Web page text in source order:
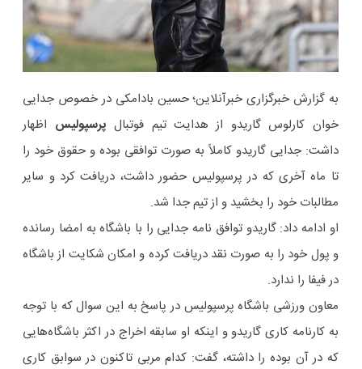
به گزارش خبرگزاری خبرآنلاین؛ حسین بادامکی در خصوص جدایی
خوان کارلوس گاریدو از هدایت تیم فوتبال پرسپولیس اظهار
داشت: جدایی گاریدو کاملاً به صورت توافقی بوده و حقوق خود را
تا ماه آخری که در پرسپولیس حضور داشت، دریافت کرد و سایر
مطالبات خود را بخشید و از تیم جدا شد.
او ادامه داد: گاریدو توافق نامه جدایی را با باشگاه به امضا رسانده
و پول خود را به صورت نقد دریافت کرده و امکان شکایت از باشگاه
در فیفا را ندارد.
معاون ورزشی باشگاه پرسپولیس در پاسخ به این سوال که با توجه
به کارنامه کاری گاریدو و اینکه او سابقه اخراج در اکثر باشگاه‌هایی
که در آن بوده را داشته، گفت: کدام مربی تاکنون در سوابق کاری